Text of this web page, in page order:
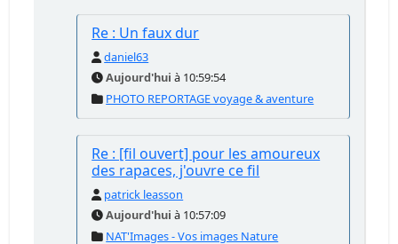
Re : Un faux dur
daniel63
Aujourd'hui à 10:59:54
PHOTO REPORTAGE voyage & aventure
Re : [fil ouvert] pour les amoureux
des rapaces, j'ouvre ce fil
patrick leasson
Aujourd'hui à 10:57:09
NAT'Images - Vos images Nature